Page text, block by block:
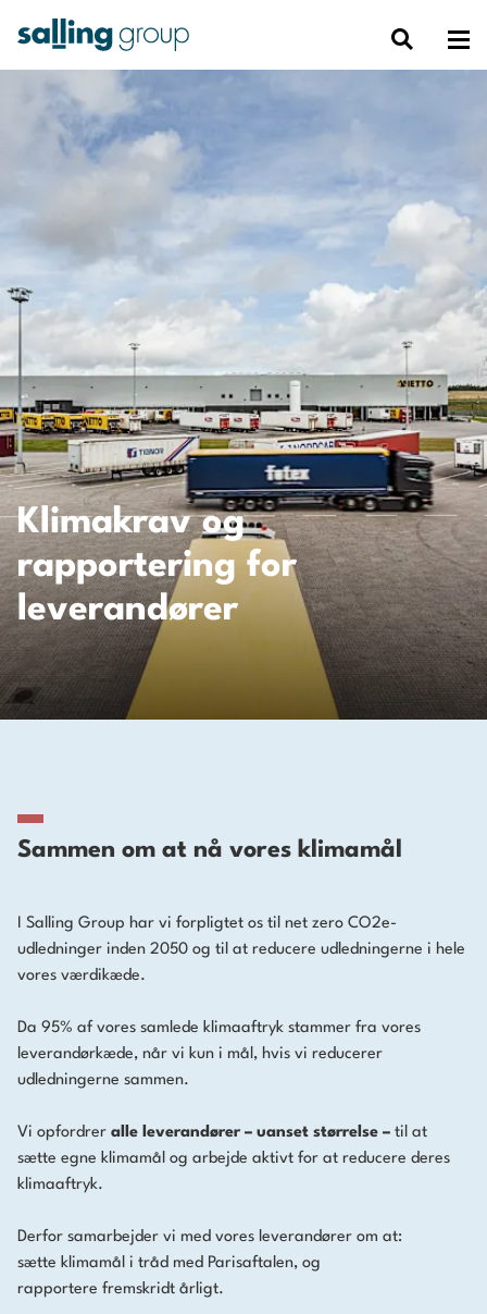
Klimakrav og
rapportering for
leverandører
Sammen om at nå vores klimamål
I Salling Group har vi forpligtet os til net zero CO2e-
udledninger inden 2050 og til at reducere udledningerne i hele
vores værdikæde.
Da 95% af vores samlede klimaaftryk stammer fra vores
leverandørkæde, når vi kun i mål, hvis vi reducerer
udledningerne sammen.
Vi opfordrer alle leverandører – uanset størrelse – til at
sætte egne klimamål og arbejde aktivt for at reducere deres
klimaaftryk.
Derfor samarbejder vi med vores leverandører om at:
sætte klimamål i tråd med Parisaftalen, og
rapportere fremskridt årligt.